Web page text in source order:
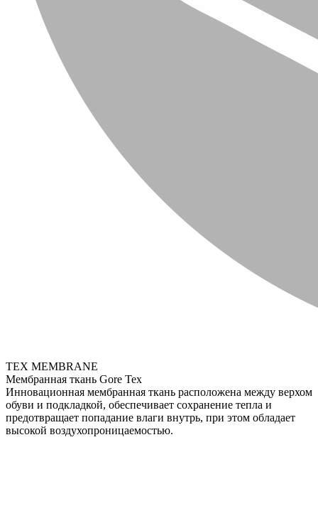
TEX MEMBRANE
Мембранная ткань Gore Tex
Инновационная мембранная ткань расположена между верхом
обуви и подкладкой, обеспечивает сохранение тепла и
предотвращает попадание влаги внутрь, при этом обладает
высокой воздухопроницаемостью.